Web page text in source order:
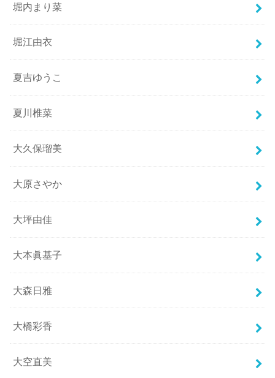
堀内まり菜
堀江由衣
夏吉ゆうこ
夏川椎菜
大久保瑠美
大原さやか
大坪由佳
大本眞基子
大森日雅
大橋彩香
大空直美